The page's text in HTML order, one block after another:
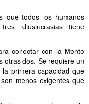
que todos los humanos
idiosincrasias tiene
conectar con la Mente
otras dos. Se requiere un
primera capacidad que
menos exigentes que